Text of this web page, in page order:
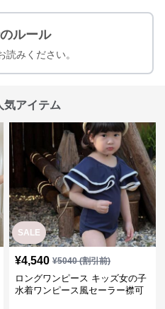
ルール
読みください。
気アイテム
SALE
¥4,540 ¥5040(割引前)
ロングワンピース キッズ女の子
水着ワンピース風セーラー襟可